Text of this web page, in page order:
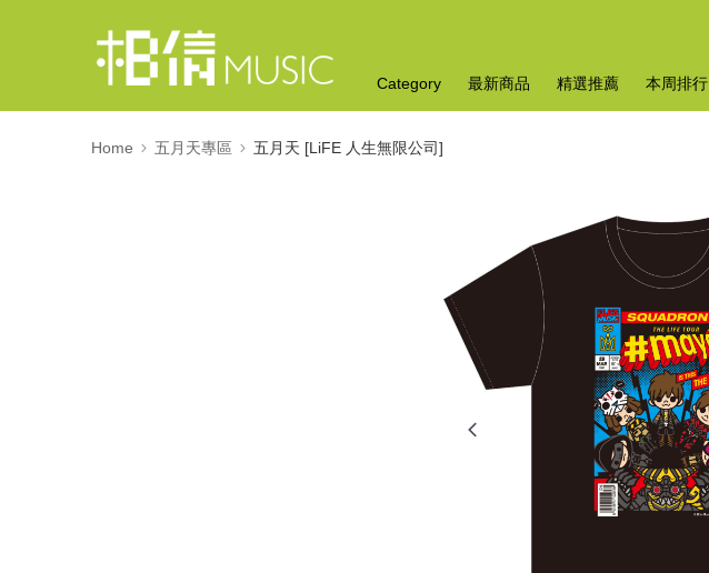
Category 最新商品 精選推薦 本周排行
Home 五月天專區 五月天 [LiFE 人生無限公司]